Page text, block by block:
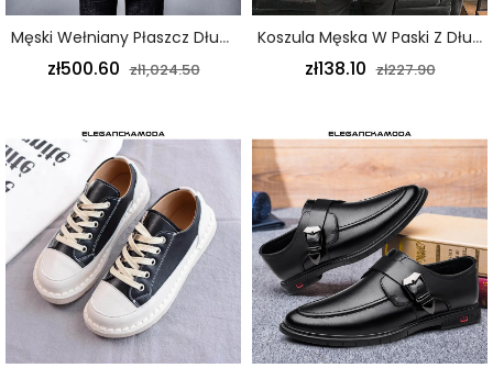
Męski Wełniany Płaszcz Długi Biznesowy Szykowny Luksusowy Khaki
zł500.60 zł1,024.50
Koszula Męska W Paski Z Długim Rękawem Slim Jesień Wiosna Niebieska
zł138.10 zł227.90